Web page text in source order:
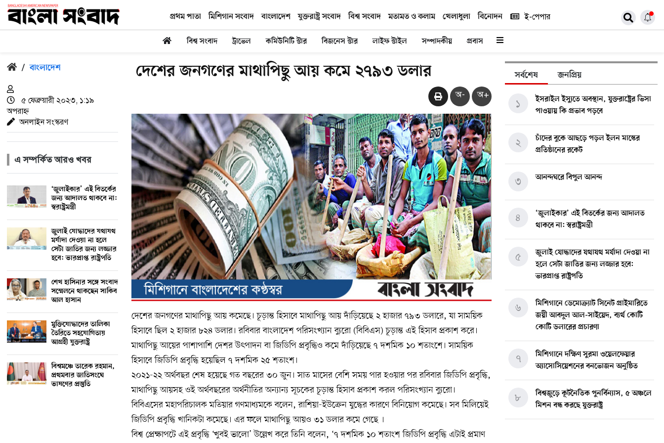
প্রথম পাতা মিশিগান সংবাদ বাংলাদেশ যুক্তরাষ্ট্র সংবাদ বিশ্ব সংবাদ মতামত ও কলাম খেলাধুলা বিনোদন ই-পেপার
বিশ্ব সংবাদ ট্রাভেল কমিউনিটি স্টার বিজনেস স্টার লাইফ স্টাইল সম্পাদকীয় প্রবাস
/ বাংলাদেশ
৫ ফেব্রুয়ারী ২০২৩, ১:১৯
অপরাহ্ন
অনলাইন সংস্করণ
এ সম্পর্কিত আরও খবর
‘জুলাইকার’ এই বিতর্কের
জন্য আদালত থাকবে না:
স্বরাষ্ট্রমন্ত্রী
জুলাই যোদ্ধাদের যথাযথ
মর্যাদা দেওয়া না হলে
সেটা জাতির জন্য লজ্জার
হবে: ভারপ্রাপ্ত রাষ্ট্রপতি
শেখ হাসিনার সঙ্গে সংবাদ
সম্মেলনে থাকছেন সাকিব
আল হাসান
মুক্তিযোদ্ধাদের তালিকা
তৈরিতে সহযোগিতায়
আগ্রহী যুক্তরাষ্ট্র
বিশ্বমঞ্চে তারেক রহমান,
প্রথমবার জাতিসংঘে
ভাষণের প্রস্তুতি
দেশের জনগণের মাথাপিছু আয় কমে ২৭৯৩ ডলার
অ- অ+
দেশের জনগণের মাথাপিছু আয় কমেছে। চূড়ান্ত হিসাবে মাথাপিছু আয় দাঁড়িয়েছে ২ হাজার ৭৯৩ ডলারে, যা সাময়িক
হিসাবে ছিল ২ হাজার ৮২৪ ডলার। রবিবার বাংলাদেশ পরিসংখ্যান ব্যুরো (বিবিএস) চূড়ান্ত এই হিসাব প্রকাশ করে।
মাথাপিছু আয়ের পাশাপাশি দেশর উৎপাদন বা জিডিপি প্রবৃদ্ধিও কমে দাঁড়িয়েছে ৭ দশমিক ১০ শতাংশে। সাময়িক
হিসাবে জিডিপি প্রবৃদ্ধি হয়েছিল ৭ দশমিক ২৫ শতাংশ।
২০২১-২২ অর্থবছর শেষ হয়েছে গত বছরের ৩০ জুন। সাত মাসের বেশি সময় পার হওয়ার পর রবিবার জিডিপি প্রবৃদ্ধি,
মাথাপিছু আয়সহ ওই অর্থবছরের অর্থনীতির অন্যান্য সূচকের চূড়ান্ত হিসাব প্রকাশ করল পরিসংখ্যান ব্যুরো।
বিবিএসের মহাপরিচালক মতিয়ার গণমাধ্যমকে বলেন, রাশিয়া-ইউক্রেন যুদ্ধের কারণে বিনিয়োগ কমেছে। সব মিলিয়েই
জিডিপি প্রবৃদ্ধি খানিকটা কমেছে। এর ফলে মাথাপিছু আয়ও ৩১ ডলার কমে গেছে ।
বিশ্ব প্রেক্ষাপটে এই প্রবৃদ্ধি ‘খুবই ভালো’ উল্লেখ করে তিনি বলেন, ‘৭ দশমিক ১০ শতাংশ জিডিপি প্রবৃদ্ধি এটাই প্রমাণ
সর্বশেষ জনপ্রিয়
ইসরাইল ইস্যুতে অবস্থান, যুক্তরাষ্ট্রের ভিসা
পাওয়ায় কি প্রভাব পড়বে
১
চাঁদের বুকে আছড়ে পড়ল ইলন মাস্কের
প্রতিষ্ঠানের রকেট
২
আনন্দঘরে বিপুল আনন্দ
৩
‘জুলাইকার’ এই বিতর্কের জন্য আদালত
থাকবে না: স্বরাষ্ট্রমন্ত্রী
৪
জুলাই যোদ্ধাদের যথাযথ মর্যাদা দেওয়া না
হলে সেটা জাতির জন্য লজ্জার হবে:
ভারপ্রাপ্ত রাষ্ট্রপতি
৫
মিশিগানে ডেমোক্র্যাট সিনেট প্রাইমারিতে
জয়ী আবদুল আল-সাইয়েদ, ব্যর্থ কোটি
কোটি ডলারের প্রচারণা
৬
মিশিগানে দক্ষিণ সুরমা ওয়েলফেয়ার
অ্যাসোসিয়েশনের বনভোজন অনুষ্ঠিত
৭
বিশ্বজুড়ে কূটনৈতিক পুনর্বিন্যাস, ৫ অঞ্চলে
মিশন বন্ধ করছে যুক্তরাষ্ট্র
৮